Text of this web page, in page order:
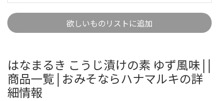
欲しいものリストに追加
はなまるき こうじ漬けの素 ゆず風味 | |
商品一覧 | おみそならハナマルキの詳
細情報